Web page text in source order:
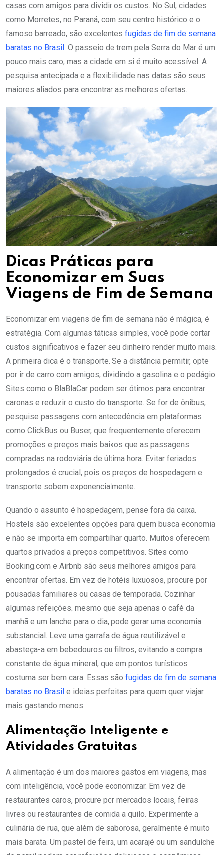
casas com amigos para dividir os custos. No Sul, cidades
como Morretes, no Paraná, com seu centro histórico e o
famoso barreado, são excelentes fugidas de fim de semana
baratas no Brasil . O passeio de trem pela Serra do Mar é um
pouco mais caro, mas a cidade em si é muito acessível. A
pesquisa antecipada e a flexibilidade nas datas são seus
maiores aliados para encontrar as melhores ofertas.
Dicas Práticas para
Economizar em Suas
Viagens de Fim de Semana
Economizar em viagens de fim de semana não é mágica, é
estratégia. Com algumas táticas simples, você pode cortar
custos significativos e fazer seu dinheiro render muito mais.
A primeira dica é o transporte. Se a distância permitir, opte
por ir de carro com amigos, dividindo a gasolina e o pedágio.
Sites como o BlaBlaCar podem ser ótimos para encontrar
caronas e reduzir o custo do transporte. Se for de ônibus,
pesquise passagens com antecedência em plataformas
como ClickBus ou Buser, que frequentemente oferecem
promoções e preços mais baixos que as passagens
compradas na rodoviária de última hora. Evitar feriados
prolongados é crucial, pois os preços de hospedagem e
transporte sobem exponencialmente.
Quando o assunto é hospedagem, pense fora da caixa.
Hostels são excelentes opções para quem busca economia
e não se importa em compartilhar quarto. Muitos oferecem
quartos privados a preços competitivos. Sites como
Booking.com e Airbnb são seus melhores amigos para
encontrar ofertas. Em vez de hotéis luxuosos, procure por
pousadas familiares ou casas de temporada. Cozinhar
algumas refeições, mesmo que seja apenas o café da
manhã e um lanche para o dia, pode gerar uma economia
substancial. Leve uma garrafa de água reutilizável e
abasteça-a em bebedouros ou filtros, evitando a compra
constante de água mineral, que em pontos turísticos
costuma ser bem cara. Essas são fugidas de fim de semana
baratas no Brasil e ideias perfeitas para quem quer viajar
mais gastando menos.
Alimentação Inteligente e
Atividades Gratuitas
A alimentação é um dos maiores gastos em viagens, mas
com inteligência, você pode economizar. Em vez de
restaurantes caros, procure por mercados locais, feiras
livres ou restaurantes de comida a quilo. Experimente a
culinária de rua, que além de saborosa, geralmente é muito
mais barata. Um pastel de feira, um acarajé ou um sanduíche